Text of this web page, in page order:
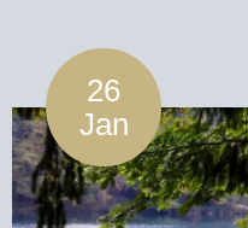
26
Jan